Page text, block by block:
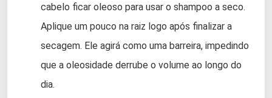
cabelo ficar oleoso para usar o shampoo a seco.
Aplique um pouco na raiz logo após finalizar a
secagem. Ele agirá como uma barreira, impedindo
que a oleosidade derrube o volume ao longo do
dia.